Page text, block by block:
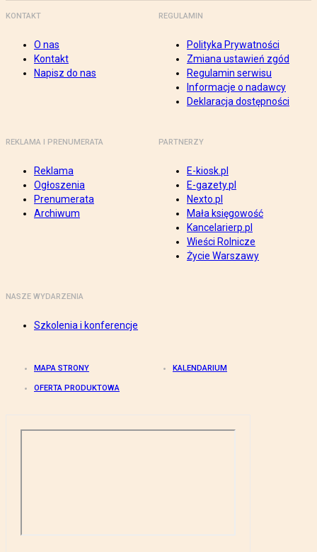
KONTAKT
O nas
Kontakt
Napisz do nas
REGULAMIN
Polityka Prywatności
Zmiana ustawień zgód
Regulamin serwisu
Informacje o nadawcy
Deklaracja dostępności
REKLAMA I PRENUMERATA
Reklama
Ogłoszenia
Prenumerata
Archiwum
PARTNERZY
E-kiosk.pl
E-gazety.pl
Nexto.pl
Mała księgowość
Kancelarierp.pl
Wieści Rolnicze
Życie Warszawy
NASZE WYDARZENIA
Szkolenia i konferencje
MAPA STRONY KALENDARIUM
OFERTA PRODUKTOWA